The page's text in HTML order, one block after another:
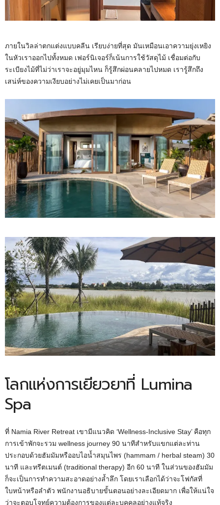
ภายในวิลล่าตกแต่งแบบคลีน เรียบง่ายที่สุด มันเหมือนเอาความยุ่งเหยิง
ในหัวเราออกไปทั้งหมด เฟอร์นิเจอร์ก็เน้นการใช้วัสดุไม้ เชื่อมต่อกับ
ระเบียงไม้ที่ไม่ว่าเราจะอยู่มุมไหน ก็รู้สึกผ่อนคลายไปหมด เรารู้สึกถึง
เสน่ห์ของความเงียบอย่างไม่เคยเป็นมาก่อน
โลกแห่งการเยียวยาที่ Lumina
Spa
ที่ Namia River Retreat เขามีแนวคิด ‘Wellness-Inclusive Stay’ คือทุก
การเข้าพักจะรวม wellness journey 90 นาทีสำหรับแขกแต่ละท่าน
ประกอบด้วยฮัมมัมหรืออบไอน้ำสมุนไพร (hammam / herbal steam) 30
นาที และทรีตเมนต์ (traditional therapy) อีก 60 นาที ในส่วนของฮัมมัม
ก็จะเป็นการทำความสะอาดอย่างล้ำลึก โดยเราเลือกได้ว่าจะโฟกัสที่
ใบหน้าหรือลำตัว พนักงานอธิบายขั้นตอนอย่างละเอียดมาก เพื่อให้แน่ใจ
ว่าจะตอบโจทย์ความต้องการของแต่ละบุคคลอย่างแท้จริง